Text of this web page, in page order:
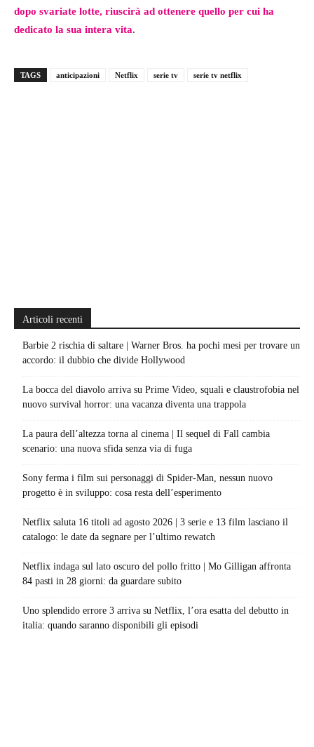
dopo svariate lotte, riuscirà ad ottenere quello per cui ha
dedicato la sua intera vita.
TAGS anticipazioni Netflix serie tv serie tv netflix
Articoli recenti
Barbie 2 rischia di saltare | Warner Bros. ha pochi mesi per trovare un
accordo: il dubbio che divide Hollywood
La bocca del diavolo arriva su Prime Video, squali e claustrofobia nel
nuovo survival horror: una vacanza diventa una trappola
La paura dell’altezza torna al cinema | Il sequel di Fall cambia
scenario: una nuova sfida senza via di fuga
Sony ferma i film sui personaggi di Spider-Man, nessun nuovo
progetto è in sviluppo: cosa resta dell’esperimento
Netflix saluta 16 titoli ad agosto 2026 | 3 serie e 13 film lasciano il
catalogo: le date da segnare per l’ultimo rewatch
Netflix indaga sul lato oscuro del pollo fritto | Mo Gilligan affronta
84 pasti in 28 giorni: da guardare subito
Uno splendido errore 3 arriva su Netflix, l’ora esatta del debutto in
italia: quando saranno disponibili gli episodi